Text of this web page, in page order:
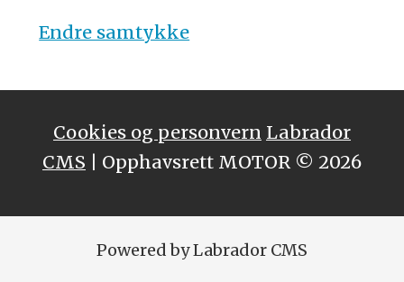
Endre samtykke
Cookies og personvern Labrador
CMS | Opphavsrett MOTOR © 2026
Powered by Labrador CMS